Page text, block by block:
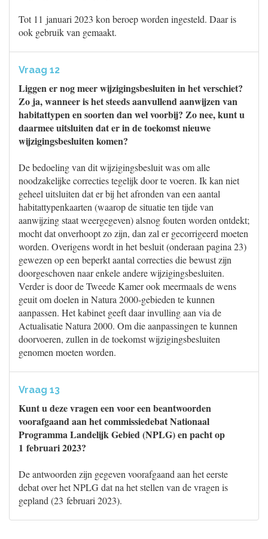
Tot 11 januari 2023 kon beroep worden ingesteld. Daar is
ook gebruik van gemaakt.
Vraag 12
Liggen er nog meer wijzigingsbesluiten in het verschiet?
Zo ja, wanneer is het steeds aanvullend aanwijzen van
habitattypen en soorten dan wel voorbij? Zo nee, kunt u
daarmee uitsluiten dat er in de toekomst nieuwe
wijzigingsbesluiten komen?
De bedoeling van dit wijzigingsbesluit was om alle
noodzakelijke correcties tegelijk door te voeren. Ik kan niet
geheel uitsluiten dat er bij het afronden van een aantal
habitattypenkaarten (waarop de situatie ten tijde van
aanwijzing staat weergegeven) alsnog fouten worden ontdekt;
mocht dat onverhoopt zo zijn, dan zal er gecorrigeerd moeten
worden. Overigens wordt in het besluit (onderaan pagina 23)
gewezen op een beperkt aantal correcties die bewust zijn
doorgeschoven naar enkele andere wijzigingsbesluiten.
Verder is door de Tweede Kamer ook meermaals de wens
geuit om doelen in Natura 2000-gebieden te kunnen
aanpassen. Het kabinet geeft daar invulling aan via de
Actualisatie Natura 2000. Om die aanpassingen te kunnen
doorvoeren, zullen in de toekomst wijzigingsbesluiten
genomen moeten worden.
Vraag 13
Kunt u deze vragen een voor een beantwoorden
voorafgaand aan het commissiedebat Nationaal
Programma Landelijk Gebied (NPLG) en pacht op
1 februari 2023?
De antwoorden zijn gegeven voorafgaand aan het eerste
debat over het NPLG dat na het stellen van de vragen is
gepland (23 februari 2023).